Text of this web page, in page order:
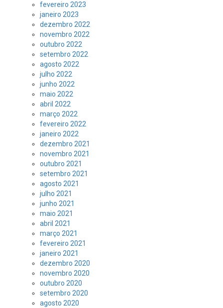
fevereiro 2023
janeiro 2023
dezembro 2022
novembro 2022
outubro 2022
setembro 2022
agosto 2022
julho 2022
junho 2022
maio 2022
abril 2022
março 2022
fevereiro 2022
janeiro 2022
dezembro 2021
novembro 2021
outubro 2021
setembro 2021
agosto 2021
julho 2021
junho 2021
maio 2021
abril 2021
março 2021
fevereiro 2021
janeiro 2021
dezembro 2020
novembro 2020
outubro 2020
setembro 2020
agosto 2020